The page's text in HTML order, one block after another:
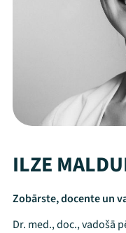
ILZE
Zobārste, docente un
Dr. med., doc., vadošā